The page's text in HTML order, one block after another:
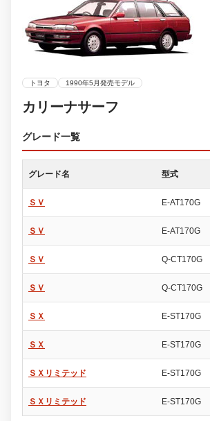
トヨタ 1990年5月発売モデル
カリーナサーフ
グレード一覧
グレード名 型式
ＳＶ E-AT170G
ＳＶ E-AT170G
ＳＶ Q-CT170G
ＳＶ Q-CT170G
ＳＸ E-ST170G
ＳＸ E-ST170G
ＳＸリミテッド E-ST170G
ＳＸリミテッド E-ST170G